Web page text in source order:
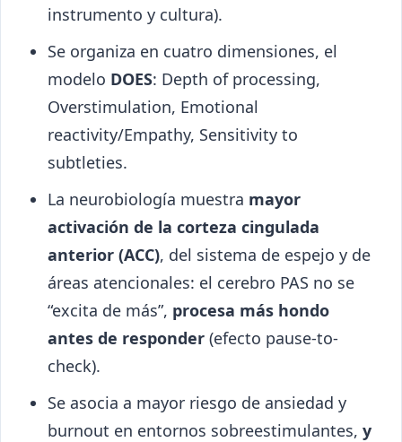
instrumento y cultura).
Se organiza en cuatro dimensiones, el
modelo DOES: Depth of processing,
Overstimulation, Emotional
reactivity/Empathy, Sensitivity to
subtleties.
La neurobiología muestra mayor
activación de la corteza cingulada
anterior (ACC), del sistema de espejo y de
áreas atencionales: el cerebro PAS no se
“excita de más”, procesa más hondo
antes de responder (efecto pause-to-
check).
Se asocia a mayor riesgo de ansiedad y
burnout en entornos sobreestimulantes, y